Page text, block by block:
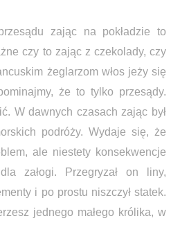
zając na pokładzie to
czy to zając z czekolady, czy
żeglarzom włos jeży się
że to tylko przesądy.
W dawnych czasach zając był
podróży. Wydaje się, że
ale niestety konsekwencje
załogi. Przegryzał on liny,
i po prostu niszczył statek.
jednego małego królika, w